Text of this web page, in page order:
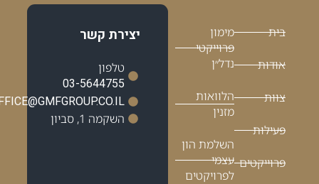
בית
אודות
צוות
פעילות
פרוייקטים
מימון
פרוייקטי
נדל״ן
הלוואות
מזנין
השלמת הון
עצמי
לפרויקטים
יצירת קשר
טלפון
03-5644755
OFFICE@GMFGROUP.CO.IL
השקמה 1, סביון